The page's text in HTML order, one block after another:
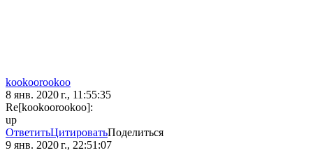
kookoorookoo
8 янв. 2020 г., 11:55:35
Re[kookoorookoo]:
up
ОтветитьЦитироватьПоделиться
9 янв. 2020 г., 22:51:07